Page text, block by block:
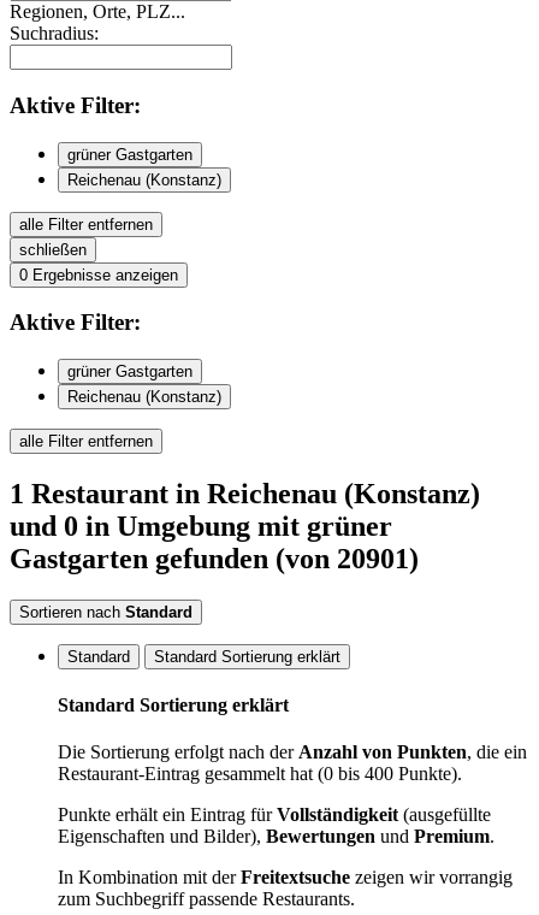
Regionen, Orte, PLZ...
Suchradius:
Aktive Filter:
grüner Gastgarten
Reichenau (Konstanz)
alle Filter entfernen
schließen
0 Ergebnisse anzeigen
Aktive Filter:
grüner Gastgarten
Reichenau (Konstanz)
alle Filter entfernen
1 Restaurant in Reichenau (Konstanz)
und 0 in Umgebung mit grüner
Gastgarten gefunden (von 20901)
Sortieren nach Standard
Standard Standard Sortierung erklärt
Standard Sortierung erklärt
Die Sortierung erfolgt nach derAnzahl von Punkten, die ein
Restaurant-Eintrag gesammelt hat (0 bis 400 Punkte).
Punkte erhält ein Eintrag fürVollständigkeit(ausgefüllte
Eigenschaften und Bilder), Bewertungen und Premium.
In Kombination mit derFreitextsuche zeigen wir vorrangig
zum Suchbegriff passende Restaurants.